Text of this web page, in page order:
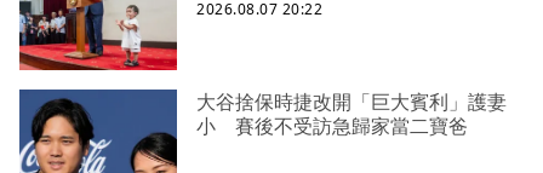
2026.08.07 20:22
大谷捨保時捷改開「巨大賓利」護妻
小 賽後不受訪急歸家當二寶爸